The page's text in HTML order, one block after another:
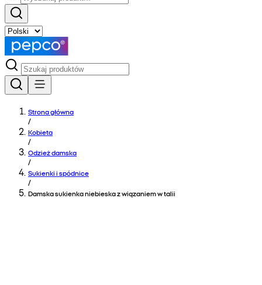
Strona główna
/
Kobieta
/
Odzież damska
/
Sukienki i spódnice
/
Damska sukienka niebieska z wiązaniem w talii